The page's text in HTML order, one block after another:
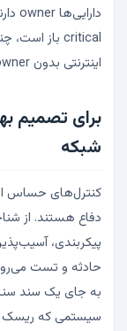
اینترنتی بدون owner است و میانگین زمان اصلاح چقدر است.
برای تصمیم
شبکه
کنترل‌های حساس
دفاع هستند. از
پیکربندی،
حادثه و تست
به جای یک سند
سیستمی که ریسک